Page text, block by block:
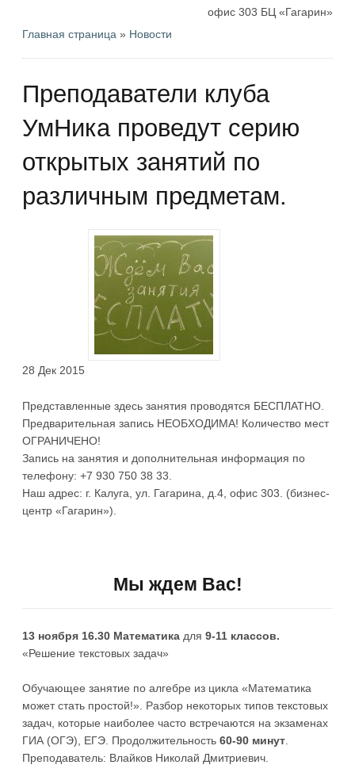
офис 303 БЦ «Гагарин»
Главная страница » Новости
Преподаватели клуба
УмНика проведут серию
открытых занятий по
различным предметам.
28 Дек 2015
Представленные здесь занятия проводятся БЕСПЛАТНО.
Предварительная запись НЕОБХОДИМА! Количество мест
ОГРАНИЧЕНО!
Запись на занятия и дополнительная информация по
телефону: +7 930 750 38 33.
Наш адрес: г. Калуга, ул. Гагарина, д.4, офис 303. (бизнес-
центр «Гагарин»).
Мы ждем Вас!
13 ноября 16.30 Математика для 9-11 классов.
«Решение текстовых задач»
Обучающее занятие по алгебре из цикла «Математика
может стать простой!». Разбор некоторых типов текстовых
задач, которые наиболее часто встречаются на экзаменах
ГИА (ОГЭ), ЕГЭ. Продолжительность 60-90 минут
Преподаватель: Влайков Николай Дмитриевич.